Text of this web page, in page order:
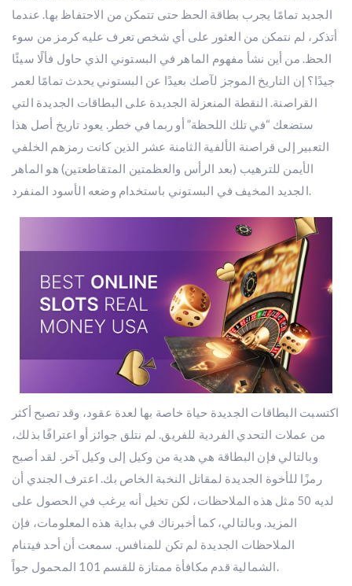
الجديد تمامًا يجرب بطاقة الحظ حتى تتمكن من الاحتفاظ بها. عندما
أتذكر، لم نتمكن من العثور على أي شخص تعرف عليه كرمز من سوء
الحظ. من أين نشأ مفهوم الماهر في البستوني الذي حاول فألًا سيئًا
جيدًا؟ إن التاريخ الموجز لآصك بعيدًا عن البستوني يحدث تمامًا لعمر
القراصنة. النقطة المنعزلة الجديدة على البطاقات الجديدة التي
ستضعك “في تلك اللحظة” أو ربما في خطر. يعود تاريخ أصل هذا
التعبير إلى قراصنة الألفية الثامنة عشر الذين كانت رمزهم الخلفي
الأيمن للترهيب (بعد الرأس والعظمتين المتقاطعتين) هو الماهر
الجديد المخيف في البستوني باستخدام وضعه الأسود المنفرد.
اكتسبت البطاقات الجديدة حياة خاصة بها لعدة عقود، وقد تصبح أكثر
من عملات التحدي الفردية للفريق. لم نتلق جوائز أو اعترافًا بذلك،
وبالتالي فإن البطاقة هي هدية من وكيل إلى وكيل آخر. لقد أصبح
رمزًا للأخوة الجديدة لمقاتل النخبة الخاص بك. اعترف الجندي أن
لديه 50 مثل هذه الملاحظات، لكن تخيل أنه يرغب في الحصول على
المزيد. وبالتالي، كما أخبرناك في بداية هذه المعلومات، فإن
الملاحظات الجديدة لم تكن للمنافس. سمعت أن أحد فيتنام
الشمالية قدم مكافأة ممتازة للقسم 101 المحمول جواً.